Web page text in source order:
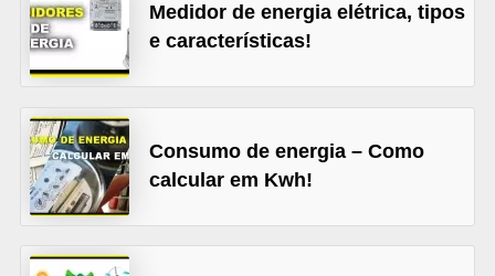
Medidor de energia elétrica, tipos
e características!
Consumo de energia – Como
calcular em Kwh!
c
o
s
C
o
n
e